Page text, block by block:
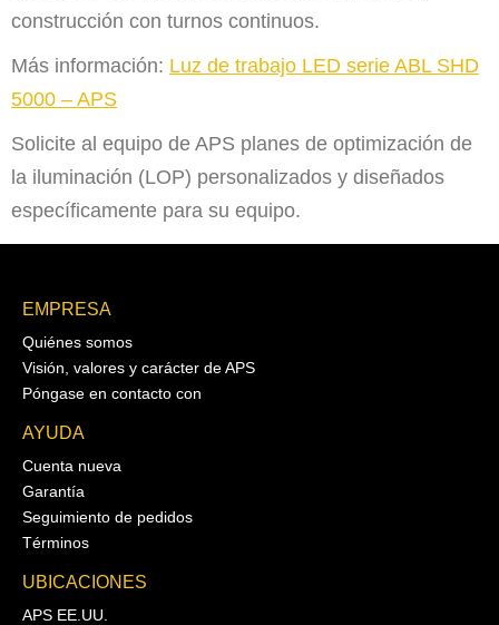
construcción con turnos continuos.
Más información: Luz de trabajo LED serie ABL SHD
5000 – APS
Solicite al equipo de APS planes de optimización de
la iluminación (LOP) personalizados y diseñados
específicamente para su equipo.
EMPRESA
Quiénes somos
Visión, valores y carácter de APS
Póngase en contacto con
AYUDA
Cuenta nueva
Garantía
Seguimiento de pedidos
Términos
UBICACIONES
APS EE.UU.